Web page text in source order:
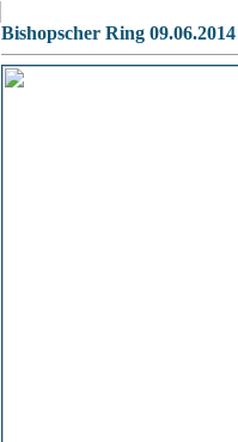
Bishopscher Ring 09.06.2014